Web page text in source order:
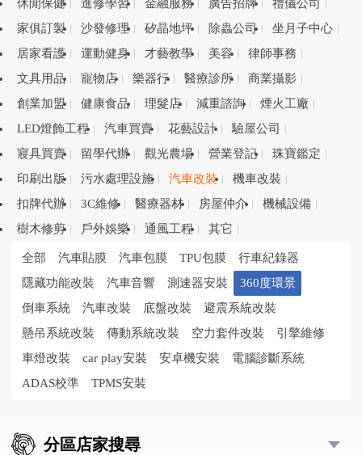
休閒保健
進修學習 金融服務 廣告招牌
禮儀公司
家俱訂製
沙發修理 矽晶地坪 除蟲公司
坐月子中心
居家看護
運動健身 才藝教學 美容
律師事務
文具用品
寵物店 樂器行 醫療診所
商業攝影
創業加盟
健康食品 理髮店 減重諮詢
煙火工廠
LED燈飾工程
汽車買賣 花藝設計
驗屋公司
寢具買賣
留學代辦 觀光農場 營業登記
珠寶鑑定
印刷出版
污水處理設施 汽車改裝
機車改裝
扣牌代辦
3C維修 醫療器材 房屋仲介
機械設備
樹木修剪
戶外娛樂 通風工程 其它
全部 汽車貼膜 汽車包膜 TPU包膜
行車紀錄器
隱藏功能改裝
汽車音響 測速器安裝
360度環景
倒車系統
汽車改裝 底盤改裝
避震系統改裝
懸吊系統改裝
傳動系統改裝 空力套件改裝
引擎維修
車燈改裝
car play安裝 安卓機安裝
電腦診斷系統
ADAS校準
TPMS安裝
分區店家搜尋